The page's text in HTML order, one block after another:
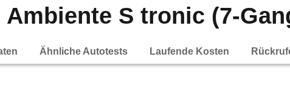
S tronic (7-
Ähnliche Autotests Laufende Kosten